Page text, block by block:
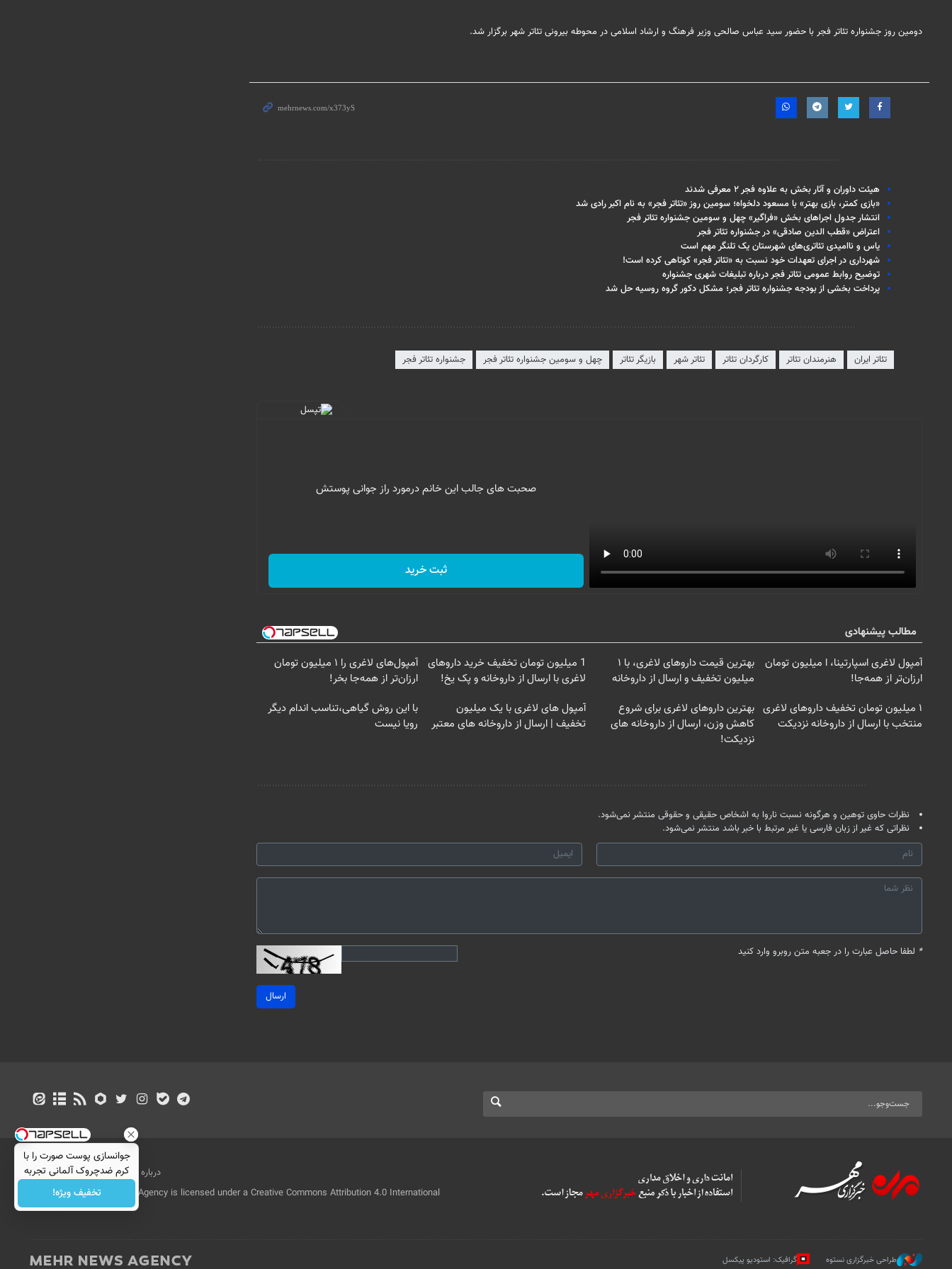
دومین روز جشنواره تئاتر فجر با حضور سید عباس صالحی وزیر فرهنگ و ارشاد اسلامی در محوطه بیرونی تئاتر شهر برگزار شد.
هیئت داوران و آثار بخش به علاوه فجر ۲ معرفی شدند
«بازی کمتر، بازی بهتر» با مسعود دلخواه؛ سومین روز «تئاتر فجر» به نام اکبر رادی شد
انتشار جدول اجراهای بخش «فراگیر» چهل و سومین جشنواره تئاتر فجر
اعتراض «قطب الدین صادقی» در جشنواره تئاتر فجر
یاس و ناامیدی تئاتری‌های شهرستان یک تلنگر مهم است
شهرداری در اجرای تعهدات خود نسبت به «تئاتر فجر» کوتاهی کرده است!
توضیح روابط عمومی تئاتر فجر درباره تبلیغات شهری جشنواره
پرداخت بخشی از بودجه جشنواره تئاتر فجر؛ مشکل دکور گروه روسیه حل شد
تئاتر ایران هنرمندان تئاتر کارگردان تئاتر تئاتر شهر بازیگر تئاتر چهل و سومین جشنواره تئاتر فجر جشنواره تئاتر فجر
صحبت های جالب این خانم درمورد راز جوانی پوستش
ثبت خرید
مطالب پیشنهادی
آمپول لاغری اسپارتینا، ا میلیون تومان
ارزان‌تر از همه‌جا!
بهترین قیمت داروهای لاغری، با ۱
میلیون تخفیف و ارسال از داروخانه‌
1 میلیون تومان تخفیف خرید داروهای
لاغری با ارسال از داروخانه و پک یخ!
آمپول‌های لاغری را ۱ میلیون تومان
ارزان‌تر از همه‌جا بخر!
۱ میلیون تومان تخفیف داروهای لاغری
منتخب با ارسال از داروخانه نزدیکت
بهترین داروهای لاغری برای شروع
کاهش وزن، ارسال از داروخانه های
نزدیکت!
آمپول های لاغری با یک میلیون
تخفیف | ارسال از داروخانه های معتبر
با این روش گیاهی،تناسب اندام دیگر
رویا نیست
نظرات حاوی توهین و هرگونه نسبت ناروا به اشخاص حقیقی و حقوقی منتشر نمی‌شود.
نظراتی که غیر از زبان فارسی یا غیر مرتبط با خبر باشد منتشر نمی‌شود.
* لطفا حاصل عبارت را در جعبه متن روبرو وارد کنید
ارسال
درباره ما تماس با ما
بازرگانی
All Content by Mehr News Agency is licensed under a Creative Commons Attribution 4.0 International
License.
طراحی خبرگزاری نستوه گرافیک: استودیو پیکسل
جوانسازی پوست صورت را با
کرم ضدچروک آلمانی تجربه
کنید!
تخفیف ویژه!